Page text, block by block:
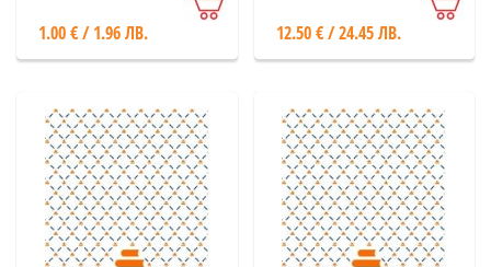
1.00 € / 1.96 ЛВ. 12.50 € / 24.45 ЛВ.